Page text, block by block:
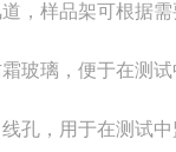
，样品架可根据需
玻璃，便于在测试
孔，用于在测试中